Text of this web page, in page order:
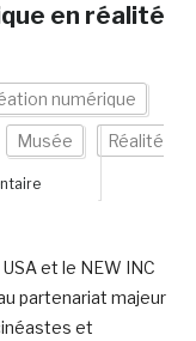
en réalité
numérique
Musée Réalité
et le NEW INC
partenariat majeur
et